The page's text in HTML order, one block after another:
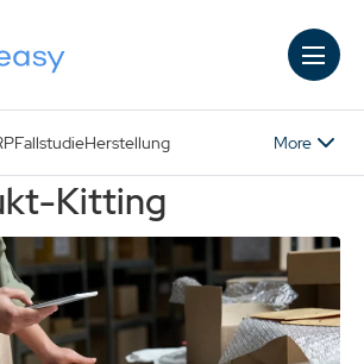
FallstudieHerstellung More
Kitting